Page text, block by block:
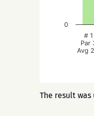
# 1
Par
Avg
0
The result was